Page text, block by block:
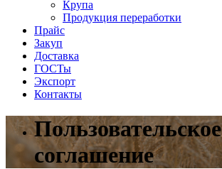
Крупа
Продукция переработки
Прайс
Закуп
Доставка
ГОСТы
Экспорт
Контакты
Пользовательское
соглашение